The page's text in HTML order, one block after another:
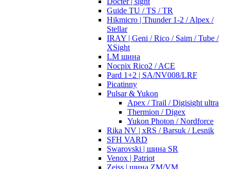
Guide TU / TS / TR
Hikmicro | Thunder 1-2 / Alpex /
Stellar
IRAY | Geni / Rico / Saim / Tube /
XSight
LM шина
Nocpix Rico2 / ACE
Pard 1+2 | SA/NV008/LRF
Picatinny
Pulsar & Yukon
Apex / Trail / Digisight ultra
Thermion / Digex
Yukon Photon / Nordforce
Rika NV | xRS / Barsuk / Lesnik
SFH VARD
Swarovski | шина SR
Venox | Patriot
Zeiss | шина ZM/VM